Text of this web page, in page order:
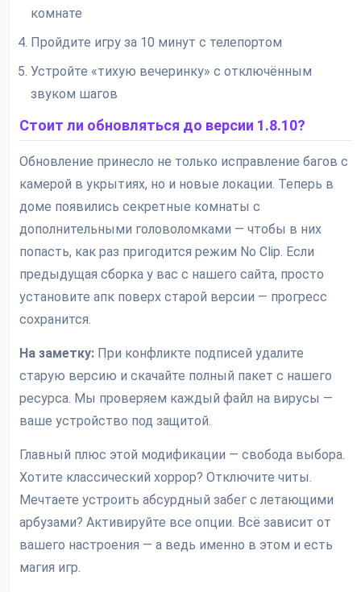
комнате
Пройдите игру за 10 минут с телепортом
Устройте «тихую вечеринку» с отключённым
звуком шагов
Стоит ли обновляться до версии 1.8.10?
Обновление принесло не только исправление багов с
камерой в укрытиях, но и новые локации. Теперь в
доме появились секретные комнаты с
дополнительными головоломками — чтобы в них
попасть, как раз пригодится режим No Clip. Если
предыдущая сборка у вас с нашего сайта, просто
установите апк поверх старой версии — прогресс
сохранится.
На заметку: При конфликте подписей удалите
старую версию и скачайте полный пакет с нашего
ресурса. Мы проверяем каждый файл на вирусы —
ваше устройство под защитой.
Главный плюс этой модификации — свобода выбора.
Хотите классический хоррор? Отключите читы.
Мечтаете устроить абсурдный забег с летающими
арбузами? Активируйте все опции. Всё зависит от
вашего настроения — а ведь именно в этом и есть
магия игр.